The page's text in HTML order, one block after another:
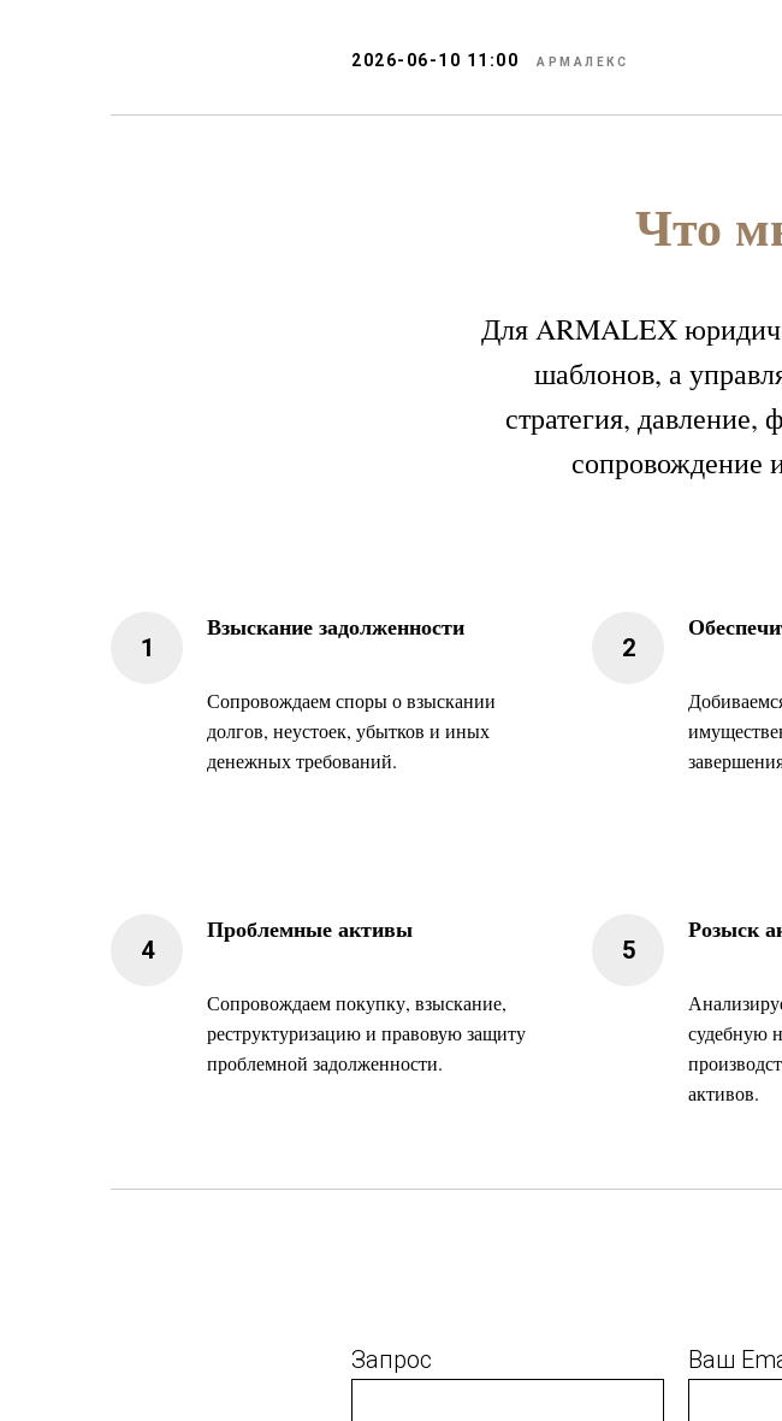
2026-06-10 11:00 АРМАЛЕКС
Что
Для ARMALEX
шаблонов, а
стратегия, давление,
сопровождение
Взыскание задолженности
Сопровождаем споры о взыскании
долгов, неустоек, убытков и иных
денежных требований.
Проблемные активы
Сопровождаем покупку, взыскание,
реструктуризацию и правовую защиту
проблемной задолженности.
Розыск
судебную
активов.
Запрос Ваш